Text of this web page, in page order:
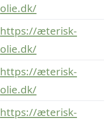
olie.dk/
https://æterisk-
olie.dk/
https://æterisk-
olie.dk/
https://æterisk-